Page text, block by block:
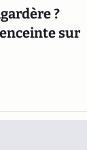
?
sur